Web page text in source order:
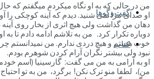
گفت‌وگوها
کتاب
من در حالی که به او نگاه میکردم میگفتم که
او صدای مرا نمی شنید. دیدم که آینه کوچکی را
دهان من گذاشت ولی هیچ اثری از بخار روی آینه
دوباره تکرار کرد. من به تلاشم ادامه دادم تا به
خوب هستم و هیچ دردی ندارم. من نمیدانستم
نبود ولی بیشتر نگران آرام کردن شوهرم بودم.
او به آرامی به من می گفت: گارسینیا (اسم
من)، لطفا منو ترک نکن! برگرد، من به تو